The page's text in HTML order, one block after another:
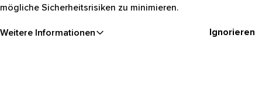
mögliche Sicherheitsrisiken zu minimieren.
Weitere Informationen Ignorieren